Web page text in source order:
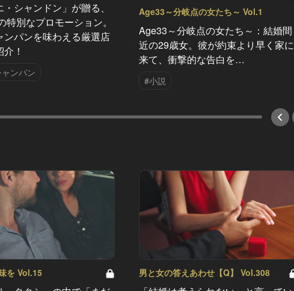
シャンドン」が贈る、
特別なプロモーション。
ンパンを味わえる厳選店
！
ンパン
Age33～分岐点の女たち～ Vol.1
Age33～分岐点の女たち～：結婚間
近の29歳女。彼が約束より早く家に
来て、衝撃的な告白を…
#小説
を Vol.15 男と女の答えあわせ【Q】 Vol.308